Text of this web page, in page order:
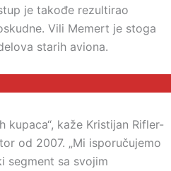
je takođe rezultirao
Vili Memert je stoga
starih aviona.
kupaca“, kaže Kristijan Rifler-
od 2007. „Mi isporučujemo
segment sa svojim